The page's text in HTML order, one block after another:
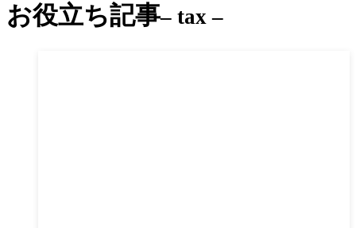
お役立ち記事– tax –